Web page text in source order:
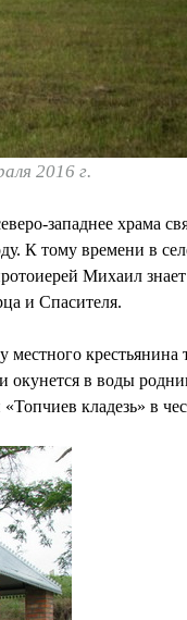
2016 г.
западнее храма
К тому времени в
Михаил
и Спасителя.
местного
в воды
кладезь» в